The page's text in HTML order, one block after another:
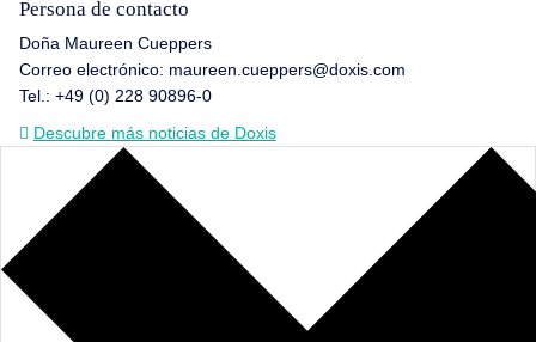
Persona de contacto
Doña Maureen Cueppers
Correo electrónico: maureen.cueppers@doxis.com
Tel.: +49 (0) 228 90896-0
Descubre más noticias de Doxis